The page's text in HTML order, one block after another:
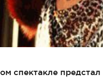
спектакле